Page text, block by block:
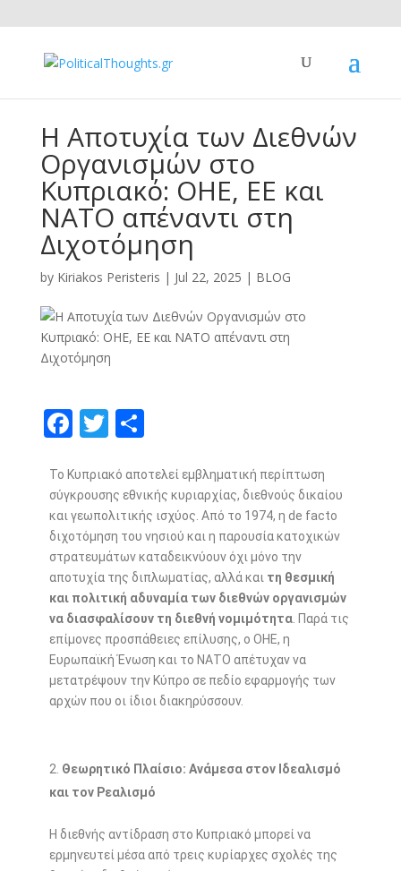
Η Αποτυχία των Διεθνών
Οργανισμών στο
Κυπριακό: ΟΗΕ, ΕΕ και
ΝΑΤΟ απέναντι στη
Διχοτόμηση
by Kiriakos Peristeris | Jul 22, 2025 | BLOG
F
e
b
o
o
k
T
itt
er
S
ar
e
Το Κυπριακό αποτελεί εμβληματική περίπτωση
σύγκρουσης εθνικής κυριαρχίας, διεθνούς δικαίου
και γεωπολιτικής ισχύος. Από το 1974, η de facto
διχοτόμηση του νησιού και η παρουσία κατοχικών
στρατευμάτων καταδεικνύουν όχι μόνο την
αποτυχία της διπλωματίας, αλλά και τη θεσμική
και πολιτική αδυναμία των διεθνών οργανισμών
να διασφαλίσουν τη διεθνή νομιμότητα. Παρά τις
επίμονες προσπάθειες επίλυσης, ο ΟΗΕ, η
Ευρωπαϊκή Ένωση και το ΝΑΤΟ απέτυχαν να
μετατρέψουν την Κύπρο σε πεδίο εφαρμογής των
αρχών που οι ίδιοι διακηρύσσουν.
Θεωρητικό Πλαίσιο: Ανάμεσα στον Ιδεαλισμό
και τον Ρεαλισμό
Η διεθνής αντίδραση στο Κυπριακό μπορεί να
ερμηνευτεί μέσα από τρεις κυρίαρχες σχολές της